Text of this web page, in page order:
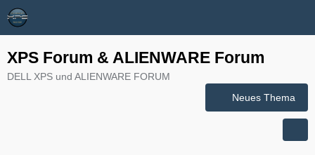
XPS Forum & ALIENWARE Forum
DELL XPS und ALIENWARE FORUM
Neues Thema